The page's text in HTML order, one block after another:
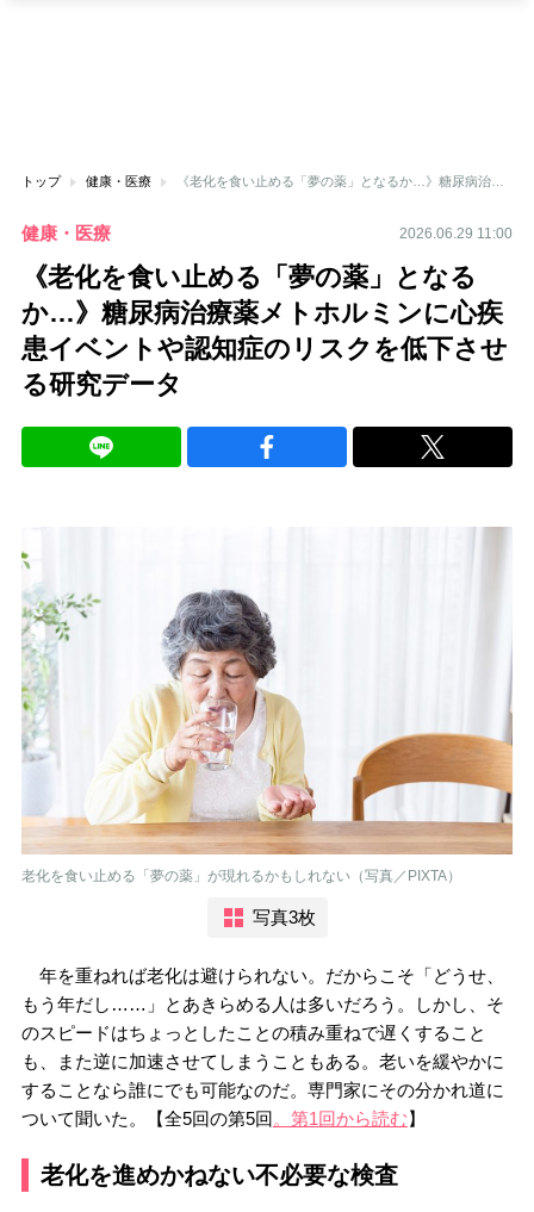
トップ 健康・医療 《老化を食い止める「夢の薬」となるか…》糖尿病治療薬メトホルミンに心疾患イベントや認知症のリスクを低下させる研究データ
健康・医療 2026.06.29 11:00
《老化を食い止める「夢の薬」となる
か…》糖尿病治療薬メトホルミンに心疾
患イベントや認知症のリスクを低下させ
る研究データ
老化を食い止める「夢の薬」が現れるかもしれない（写真／PIXTA）
写真3枚
年を重ねれば老化は避けられない。だからこそ「どうせ、
もう年だし……」とあきらめる人は多いだろう。しかし、そ
のスピードはちょっとしたことの積み重ねで遅くすること
も、また逆に加速させてしまうこともある。老いを緩やかに
することなら誰にでも可能なのだ。専門家にその分かれ道に
ついて聞いた。【全5回の第5回。第1回から読む】
老化を進めかねない不必要な検査